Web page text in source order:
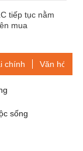
tiếp tục nằm
mua
chính Văn hóa-
sống